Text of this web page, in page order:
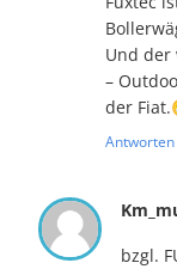
Und der
–
der
Antworten
bzgl.